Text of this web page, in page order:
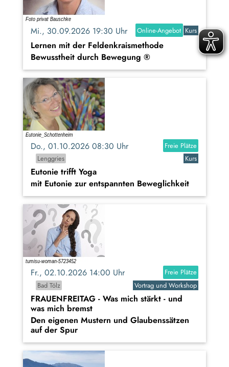
Mi., 30.09.2026 19:30 Uhr Online-Angebot Kurs
Lernen mit der Feldenkraismethode
Bewusstheit durch Bewegung ®
Do., 01.10.2026 08:30 Uhr
Freie Plätze
Lenggries
Kurs
Eutonie trifft Yoga
mit Eutonie zur entspannten Beweglichkeit
Fr., 02.10.2026 14:00 Uhr
Freie Plätze
Bad Tölz
Vortrag und Workshop
FRAUENFREITAG - Was mich stärkt - und
was mich bremst
Den eigenen Mustern und Glaubenssätzen
auf der Spur